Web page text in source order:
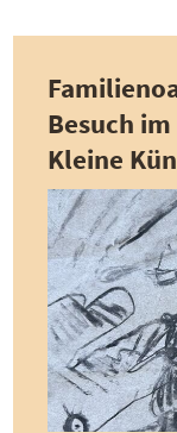
Besuch
Kleine